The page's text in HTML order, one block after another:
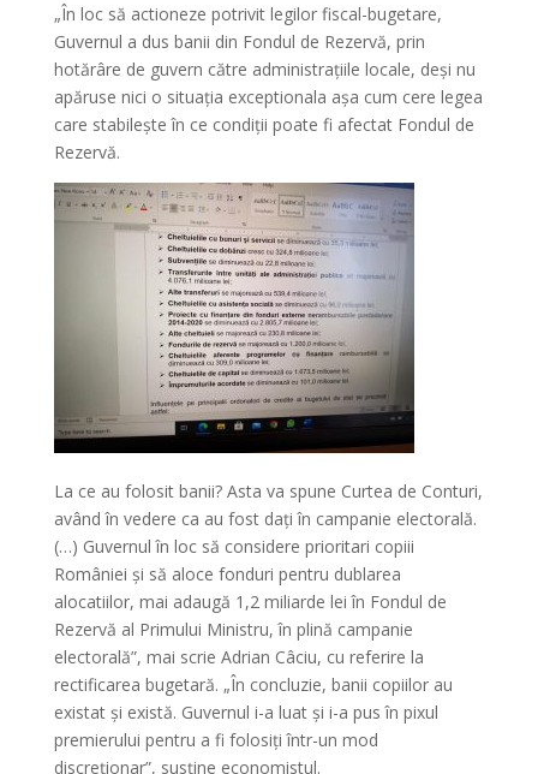
„În loc să actioneze potrivit legilor fiscal-bugetare,
Guvernul a dus banii din Fondul de Rezervă, prin
hotărâre de guvern către administrațiile locale, deși nu
apăruse nici o situația exceptionala așa cum cere legea
care stabilește în ce condiții poate fi afectat Fondul de
Rezervă.
La ce au folosit banii? Asta va spune Curtea de Conturi,
având în vedere ca au fost dați în campanie electorală.
(…) Guvernul în loc să considere prioritari copiii
României și să aloce fonduri pentru dublarea
alocatiilor, mai adaugă 1,2 miliarde lei în Fondul de
Rezervă al Primului Ministru, în plină campanie
electorală”, mai scrie Adrian Câciu, cu referire la
rectificarea bugetară. „În concluzie, banii copiilor au
existat și există. Guvernul i-a luat și i-a pus în pixul
premierului pentru a fi folosiți într-un mod
discreționar”, susține economistul.